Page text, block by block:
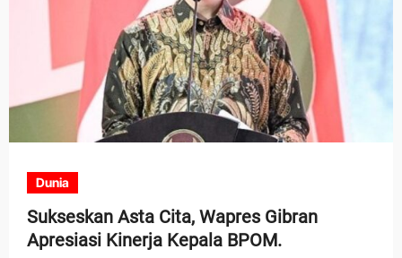
Dunia
Sukseskan Asta Cita, Wapres Gibran
Apresiasi Kinerja Kepala BPOM.